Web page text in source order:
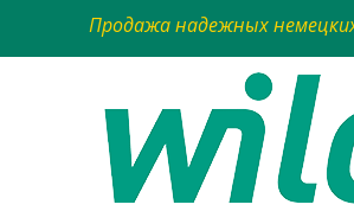
Продажа надежных